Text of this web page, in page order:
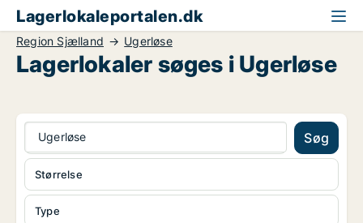
Lagerlokaleportalen.dk
Region Sjælland Ugerløse
Lagerlokaler søges i Ugerløse
Ugerløse Søg
Type
Størrelse